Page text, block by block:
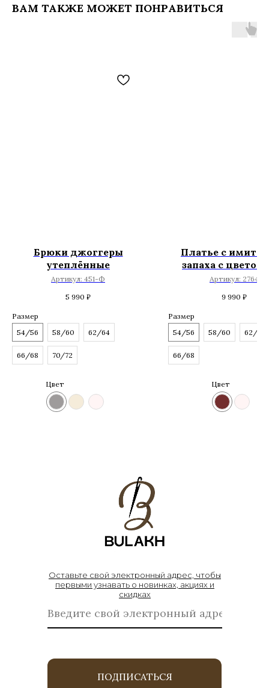
ВАМ ТАКЖЕ МОЖЕТ ПОНРАВИТЬСЯ
Брюки джоггеры
утеплённые
Артикул: 451-Ф
5 990 ₽
Размер
54/56
58/60 62/64
66/68 70/72
Цвет
Платье с
запаха с
принтом
Артикул: 2764
9 990 ₽
Размер
54/56
58/60 62/64
66/68
Цвет
Оставьте свой электронный адрес, чтобы
первыми узнавать о новинках, акциях и
скидках
ПОДПИСАТЬСЯ